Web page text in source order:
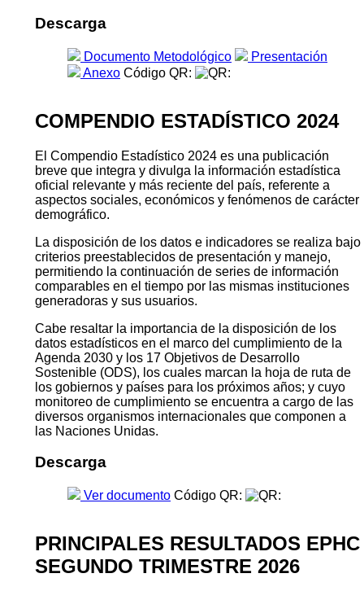
Descarga
Documento Metodológico
Presentación
Anexo Código QR:
COMPENDIO ESTADÍSTICO 2024
El Compendio Estadístico 2024 es una publicación
breve que integra y divulga la información estadística
oficial relevante y más reciente del país, referente a
aspectos sociales, económicos y fenómenos de carácter
demográfico.
La disposición de los datos e indicadores se realiza bajo
criterios preestablecidos de presentación y manejo,
permitiendo la continuación de series de información
comparables en el tiempo por las mismas instituciones
generadoras y sus usuarios.
Cabe resaltar la importancia de la disposición de los
datos estadísticos en el marco del cumplimiento de la
Agenda 2030 y los 17 Objetivos de Desarrollo
Sostenible (ODS), los cuales marcan la hoja de ruta de
los gobiernos y países para los próximos años; y cuyo
monitoreo de cumplimiento se encuentra a cargo de las
diversos organismos internacionales que componen a
las Naciones Unidas.
Descarga
Ver documento Código QR:
PRINCIPALES RESULTADOS EPHC
SEGUNDO TRIMESTRE 2026